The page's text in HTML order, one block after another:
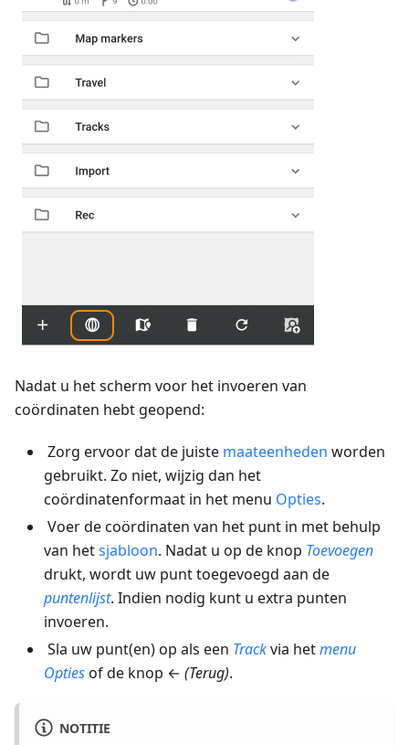
Nadat u het scherm voor het invoeren van
coördinaten hebt geopend:
Zorg ervoor dat de juiste maateenheden worden
gebruikt. Zo niet, wijzig dan het
coördinatenformaat in het menu Opties.
Voer de coördinaten van het punt in met behulp
van hetsjabloon. Nadat u op de knop Toevoegen
drukt, wordt uw punt toegevoegd aan de
puntenlijst. Indien nodig kunt u extra punten
invoeren.
Sla uw punt(en) op als een Trackvia hetmenu
Optiesof de knop ← (Terug).
NOTITIE